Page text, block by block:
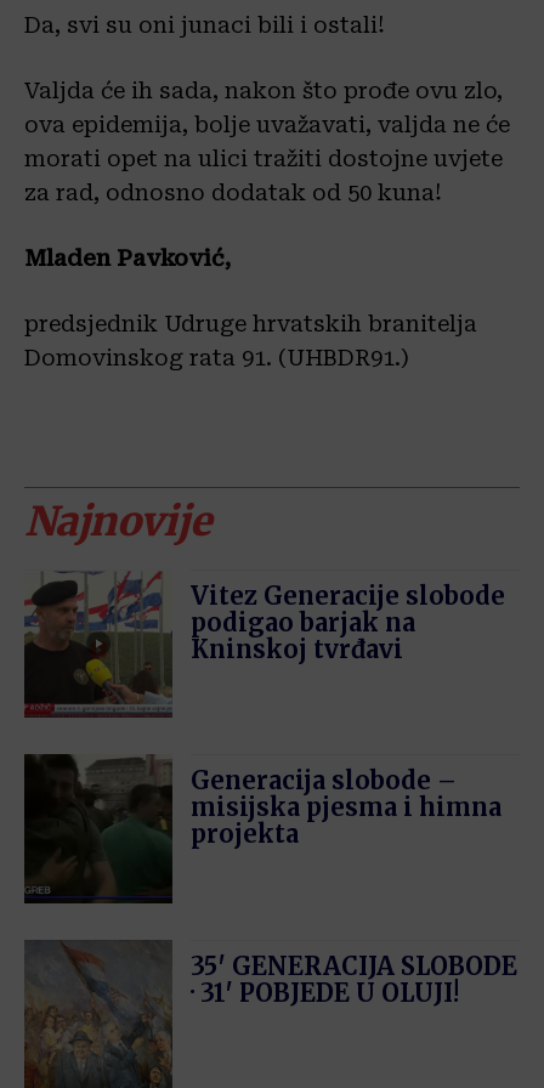
Da, svi su oni junaci bili i ostali!
Valjda će ih sada, nakon što prođe ovu zlo,
ova epidemija, bolje uvažavati, valjda ne će
morati opet na ulici tražiti dostojne uvjete
za rad, odnosno dodatak od 50 kuna!
Mladen Pavković,
predsjednik Udruge hrvatskih branitelja
Domovinskog rata 91. (UHBDR91.)
Najnovije
Vitez Generacije slobode
podigao barjak na
Kninskoj tvrđavi
Generacija slobode –
misijska pjesma i himna
projekta
35′ GENERACIJA SLOBODE
· 31′ POBJEDE U OLUJI!